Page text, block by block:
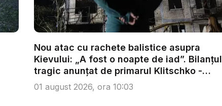
Nou atac cu rachete balistice asupra
Kievului: „A fost o noapte de iad”. Bilanțul
tragic anunțat de primarul Klitschko -
VID...
01 august 2026, ora 10:03